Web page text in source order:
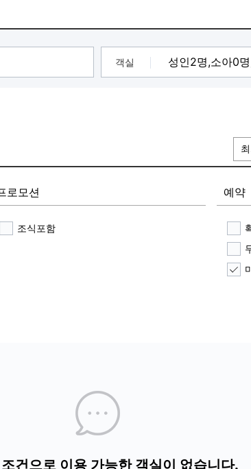
객실
로모션
조식포함
예약
건으로 이용 가능한 객실이 없습니다.